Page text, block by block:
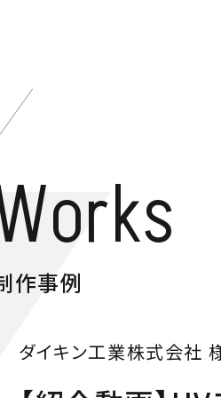
作事例
ダイキン工業株式会社